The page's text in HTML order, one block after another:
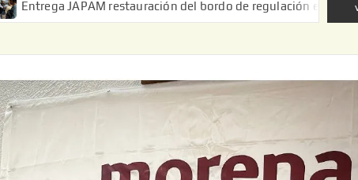
restauración del bordo de regulación en el Ejido de Puerta